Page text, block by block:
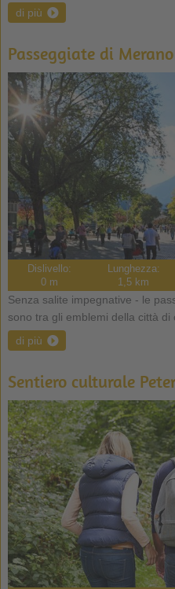
di più
Passeggiate di Merano
Dislivello:
0 m
Lunghezza:
1,5 km
Senza salite impegnative - le
sono tra gli emblemi della città di
di più
Sentiero culturale